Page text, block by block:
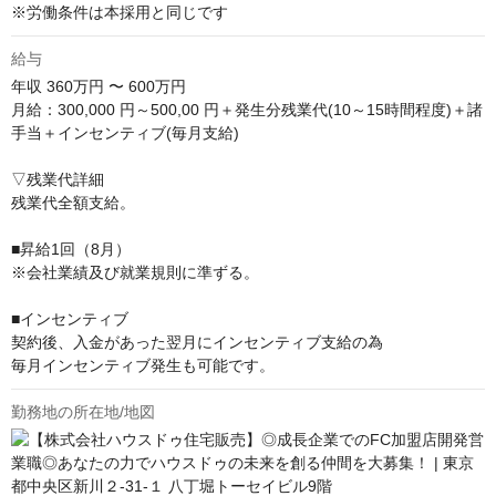
※労働条件は本採用と同じです
給与
年収 360万円 〜 600万円
月給：300,000 円～500,00 円＋発生分残業代(10～15時間程度)＋諸
手当＋インセンティブ(毎月支給)
▽残業代詳細
残業代全額支給。
■昇給1回（8月）
※会社業績及び就業規則に準ずる。
■インセンティブ
契約後、入金があった翌月にインセンティブ支給の為
毎月インセンティブ発生も可能です。
勤務地の所在地/地図